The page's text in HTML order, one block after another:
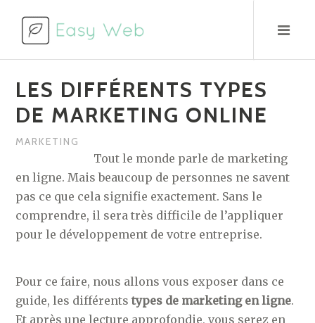
contenu
LES DIFFÉRENTS TYPES
DE MARKETING ONLINE
MARKETING
Tout le monde parle de marketing
en ligne. Mais beaucoup de personnes ne savent
pas ce que cela signifie exactement. Sans le
comprendre, il sera très difficile de l’appliquer
pour le développement de votre entreprise.
Pour ce faire, nous allons vous exposer dans ce
guide, les différentstypes de marketing en ligne.
Et après une lecture approfondie, vous serez en